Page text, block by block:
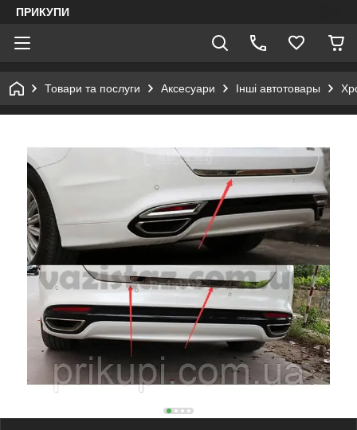
ПРИКУПИ
Товари та послуги Аксесуари Інші автотовары